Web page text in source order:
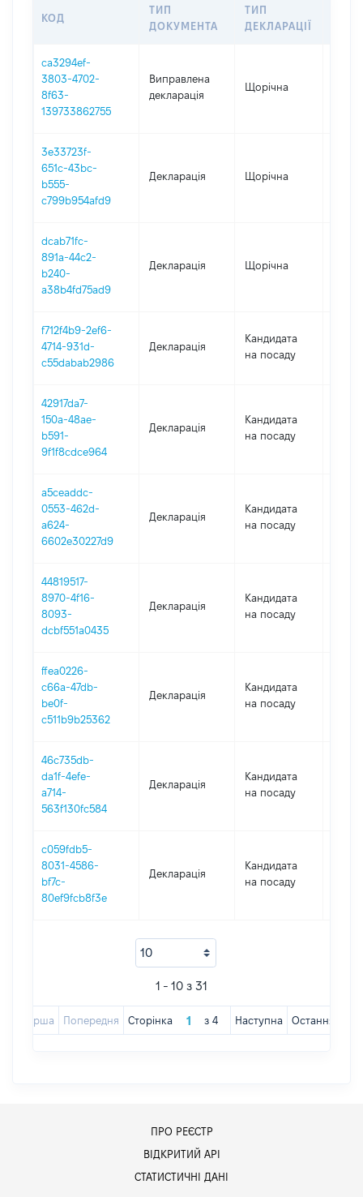
КОД
ТИП
ДОКУМЕНТА
ТИП
ДЕКЛАРАЦІЇ
ca3294ef-
3803-4702-
8f63-
139733862755
Виправлена
декларація
Щорічна
3e33723f-
651c-43bc-
b555-
c799b954afd9
Декларація Щорічна
dcab71fc-
891a-44c2-
b240-
a38b4fd75ad9
Декларація Щорічна
f712f4b9-2ef6-
4714-931d-
c55dabab2986
Декларація
Кандидата
на посаду
42917da7-
150a-48ae-
b591-
9f1f8cdce964
Декларація
Кандидата
на посаду
a5ceaddc-
0553-462d-
a624-
6602e30227d9
Декларація
Кандидата
на посаду
44819517-
8970-4f16-
8093-
dcbf551a0435
Декларація
Кандидата
на посаду
ffea0226-
c66a-47db-
be0f-
c511b9b25362
Декларація
Кандидата
на посаду
46c735db-
da1f-4efe-
a714-
563f130fc584
Декларація
Кандидата
на посаду
c059fdb5-
8031-4586-
bf7c-
80ef9fcb8f3e
Декларація
Кандидата
на посаду
1 - 10 з 31
Перша Попередня Сторінка з 4 Наступна Остання
ПРО РЕЄСТР
ВІДКРИТИЙ АРІ
СТАТИСТИЧНІ ДАНІ